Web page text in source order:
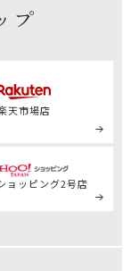
プ
天市場店
ョッピング2号店